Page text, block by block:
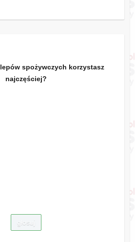
spożywczych korzystasz
najczęściej?